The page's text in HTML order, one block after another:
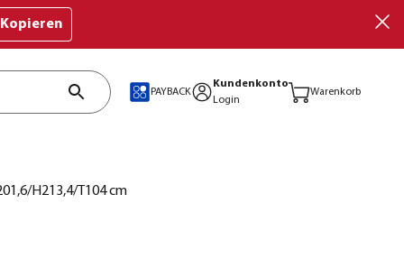
Kopieren
PAYBACK
Kundenkonto
Login
Warenkorb
H213,4/T104 cm